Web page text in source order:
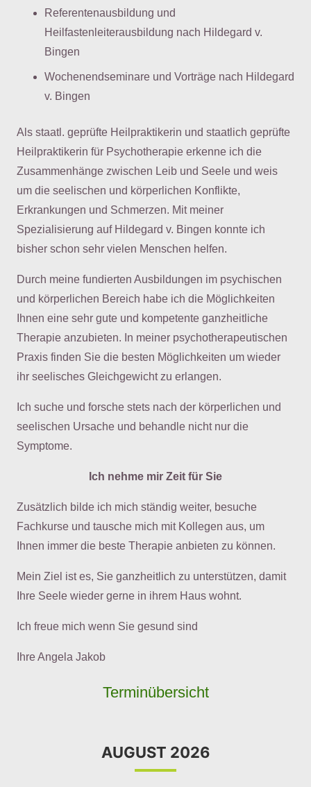
Referentenausbildung und
Heilfastenleiterausbildung nach Hildegard v.
Bingen
Wochenendseminare und Vorträge nach Hildegard
v. Bingen
Als staatl. geprüfte Heilpraktikerin und staatlich geprüfte
Heilpraktikerin für Psychotherapie erkenne ich die
Zusammenhänge zwischen Leib und Seele und weis
um die seelischen und körperlichen Konflikte,
Erkrankungen und Schmerzen. Mit meiner
Spezialisierung auf Hildegard v. Bingen konnte ich
bisher schon sehr vielen Menschen helfen.
Durch meine fundierten Ausbildungen im psychischen
und körperlichen Bereich habe ich die Möglichkeiten
Ihnen eine sehr gute und kompetente ganzheitliche
Therapie anzubieten. In meiner psychotherapeutischen
Praxis finden Sie die besten Möglichkeiten um wieder
ihr seelisches Gleichgewicht zu erlangen.
Ich suche und forsche stets nach der körperlichen und
seelischen Ursache und behandle nicht nur die
Symptome.
Ich nehme mir Zeit für Sie
Zusätzlich bilde ich mich ständig weiter, besuche
Fachkurse und tausche mich mit Kollegen aus, um
Ihnen immer die beste Therapie anbieten zu können.
Mein Ziel ist es, Sie ganzheitlich zu unterstützen, damit
Ihre Seele wieder gerne in ihrem Haus wohnt.
Ich freue mich wenn Sie gesund sind
Ihre Angela Jakob
Terminübersicht
AUGUST 2026